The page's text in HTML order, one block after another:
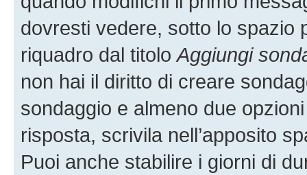
dovresti vedere, sotto lo spazio
riquadro dal titoloAggiungi
non hai il diritto di creare
sondaggio e almeno due
risposta, scrivila nell’apposito
Puoi anche stabilire i giorni di